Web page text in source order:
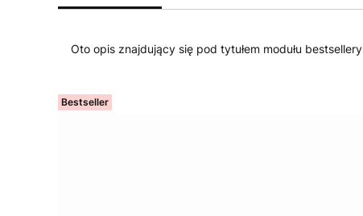
Oto opis znajdujący się pod tytułem modułu bestsellery
Bestseller